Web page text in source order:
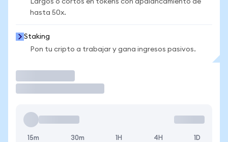
Largos o cortos en tokens con apalancamiento de
hasta 50x.
Staking
Pon tu cripto a trabajar y gana ingresos pasivos.
15m 30m 1H 4H 1D